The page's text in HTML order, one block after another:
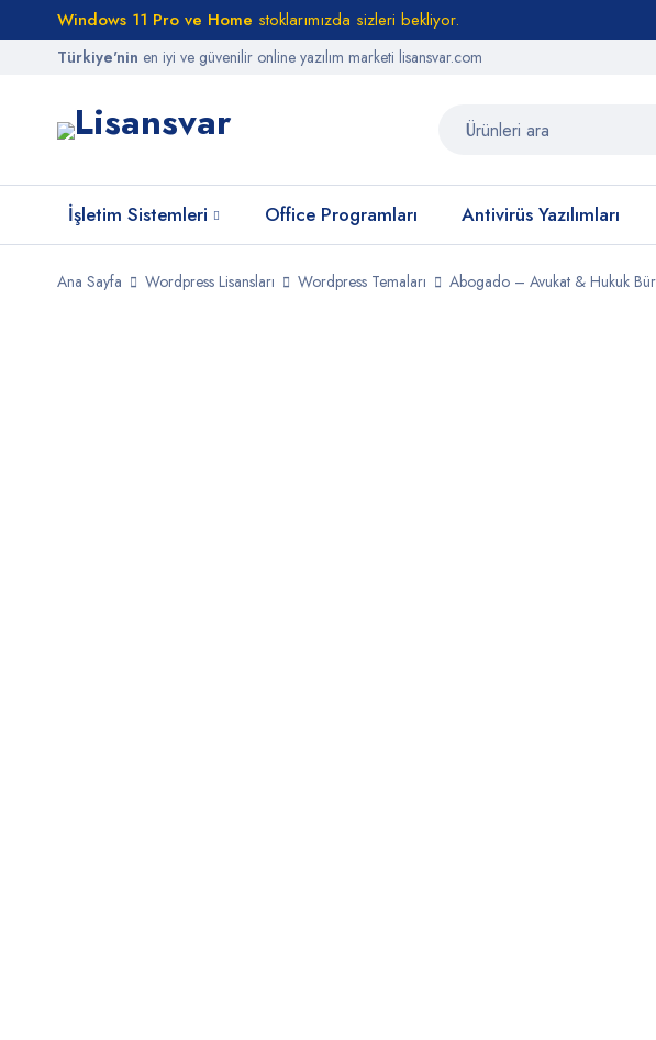
Windows 11 Pro ve Home stoklarımızda sizleri bekliyor.
Türkiye'nin en iyi ve güvenilir online yazılım marketi lisansvar.com
İşletim Sistemleri Office Programları Antivirüs Yazılımları
Ana Sayfa Wordpress Lisansları Wordpress Temaları Abogado – Avukat & Hukuk